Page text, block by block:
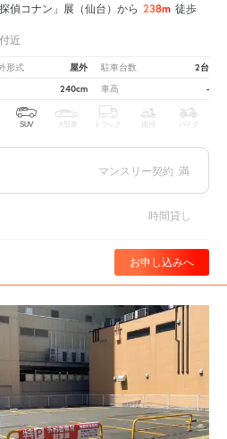
偵コナン」展（仙台）から 238m 徒歩
近
形式 屋外 駐車台数 2台
240cm 車高 -
SUV 大型車 トラック 原付 バイク
マンスリー契約 満
時間貸し
お申し込みへ